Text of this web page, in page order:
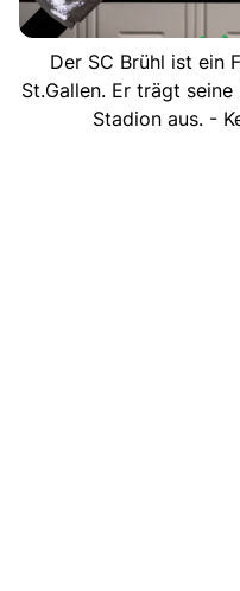
Der SC Brühl ist ein
St.Gallen. Er trägt
Stadion aus. -